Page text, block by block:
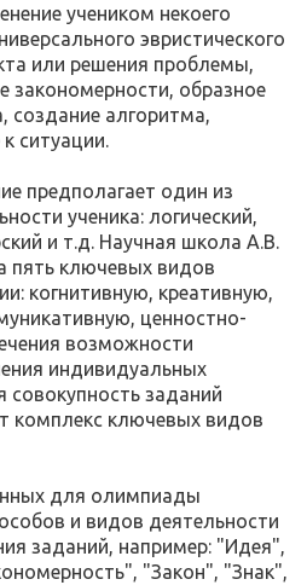
учеником некоего
эвристического
или решения проблемы,
закономерности, образное
создание алгоритма,
ситуации.
предполагает один из
ученика: логический,
и т.д. Научная школа А.В.
пять ключевых видов
когнитивную, креативную,
ценностно-
возможности
индивидуальных
совокупность заданий
комплекс ключевых видов
для олимпиады
и видов деятельности
заданий, например: "Идея",
"Закон", "Знак",